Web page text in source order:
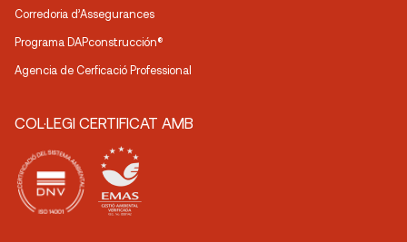
Corredoria d’Assegurances
Programa DAPconstrucción®
Agencia de Cerficació Professional
COL·LEGI CERTIFICAT AMB